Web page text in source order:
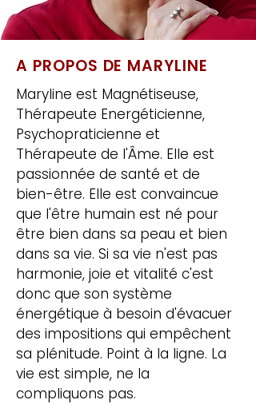
A PROPOS DE MARYLINE
Maryline est Magnétiseuse,
Thérapeute Energéticienne,
Psychopraticienne et
Thérapeute de l'Âme. Elle est
passionnée de santé et de
bien-être. Elle est convaincue
que l'être humain est né pour
être bien dans sa peau et bien
dans sa vie. Si sa vie n'est pas
harmonie, joie et vitalité c'est
donc que son système
énergétique à besoin d'évacuer
des impositions qui empêchent
sa plénitude. Point à la ligne. La
vie est simple, ne la
compliquons pas.